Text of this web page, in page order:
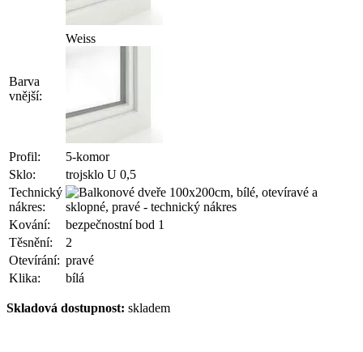
Barva
vnější:
Weiss
Profil:
5-komor
Sklo:
trojsklo U 0,5
Technický
nákres:
Kování:
bezpečnostní bod 1
Těsnění:
2
Otevírání: pravé
Klika:
bílá
Skladová dostupnost: skladem